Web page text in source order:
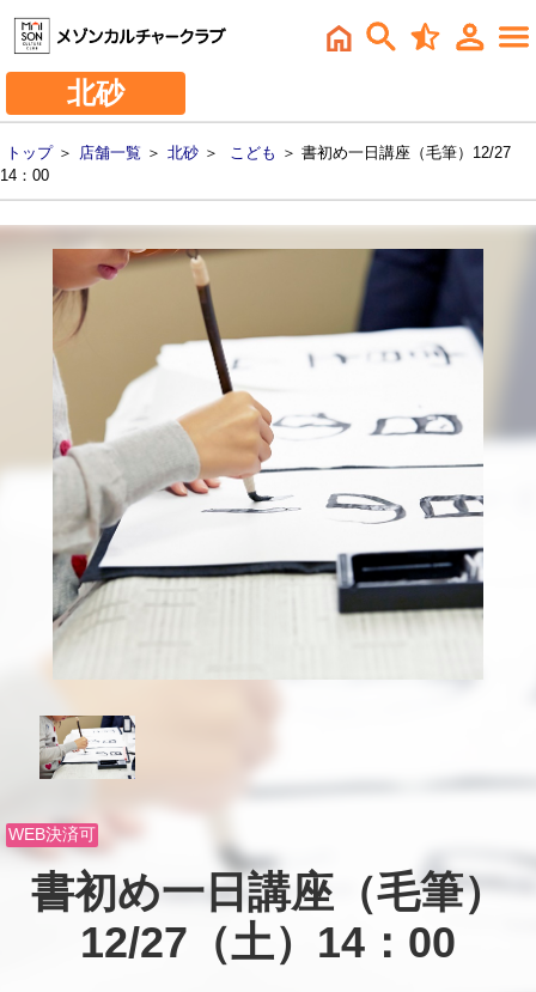
北砂
トップ＞ 店舗一覧 ＞ 北砂 ＞ こども ＞ 書初め一日講座（毛筆）12/27
14：00
WEB決済可
書初め一日講座（毛筆）
12/27（土）14：00